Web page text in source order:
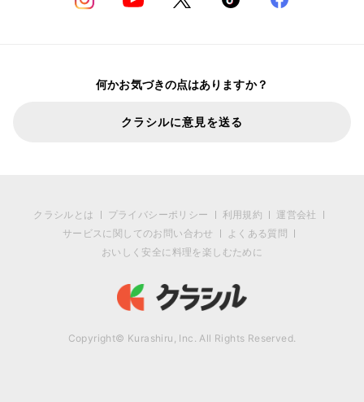
何かお気づきの点はありますか？
クラシルに意見を送る
クラシルとは プライバシーポリシー 利用規約
運営会社
サービスに関してのお問い合わせ
よくある質問
おいしく安全に料理を楽しむために
Copyright© Kurashiru, Inc. All Rights Reserved.